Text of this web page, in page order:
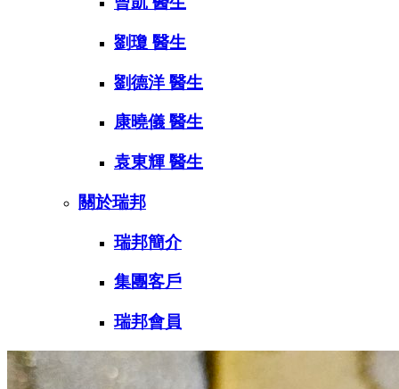
劉瓊 醫生
劉德洋 醫生
康曉儀 醫生
袁東輝 醫生
關於瑞邦
瑞邦簡介
集團客戶
瑞邦會員